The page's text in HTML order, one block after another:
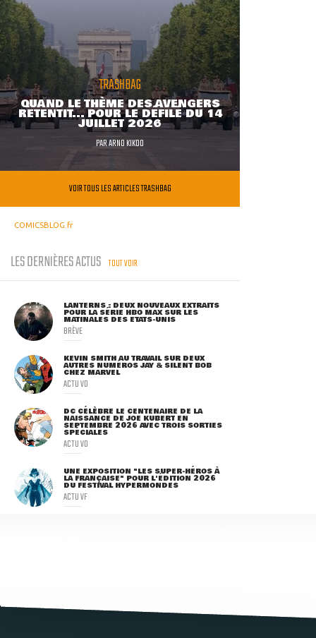
TRASHBAG
QUAND LE THÈME DES AVENGERS
RETENTIT... POUR LE DÉFILÉ DU 14
JUILLET 2026
PARARNO KIKOO
VOIR TOUS LES ARTICLES TRASHBAG
COMICSBLOG.fr
LES DERNIÈRES ACTUS TOUT VOIR
LANTERNS : DEUX NOUVEAUX EXTRAITS
POUR LA SÉRIE HBO MAX SUR LES
MATINALES DES ETATS-UNIS
BRÈVE
KEVIN SMITH AU TRAVAIL SUR DEUX
AUTRES NUMÉROS JAY & SILENT BOB
CHEZ MARVEL
ACTU VO
DC CÉLÈBRE LE CENTENAIRE DE LA
NAISSANCE DE JOE KUBERT EN
SEPTEMBRE 2026 AVEC TROIS SORTIES
SPÉCIALES
ACTU VO
UNE EXPOSITION "LES SUPER-HÉROS À
LA FRANÇAISE" POUR L'ÉDITION 2026
DU FESTIVAL HYPERMONDES
ACTU VF